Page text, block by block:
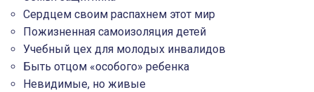
Сердцем своим распахнем этот мир
Пожизненная самоизоляция детей
Учебный цех для молодых инвалидов
Быть отцом «особого» ребенка
Невидимые, но живые